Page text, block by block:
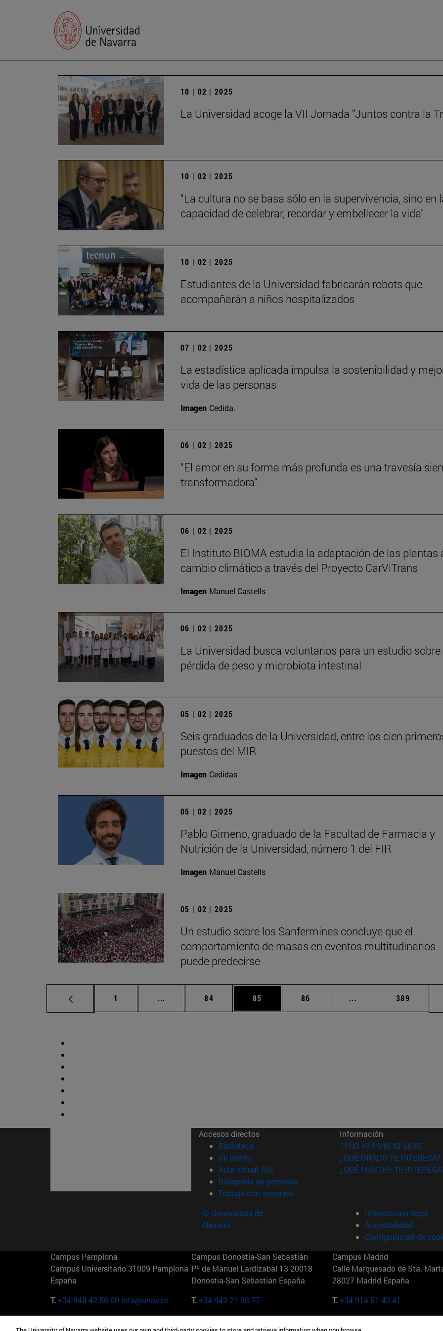
10 | 02 | 2025
La Universidad acoge la VII Jornada "Juntos contra la
10 | 02 | 2025
“La cultura no se basa sólo en la supervivencia, sino en
capacidad de celebrar, recordar y embellecer la vida"
10 | 02 | 2025
Estudiantes de la Universidad fabricarán robots que
acompañarán a niños hospitalizados
07 | 02 | 2025
La estadística aplicada impulsa la sostenibilidad y
vida de las personas
Imagen Cedida.
06 | 02 | 2025
“El amor en su forma más profunda es una travesía
transformadora”
06 | 02 | 2025
El Instituto BIOMA estudia la adaptación de las plantas
cambio climático a través del Proyecto CarViTrans
Imagen Manuel Castells
06 | 02 | 2025
La Universidad busca voluntarios para un estudio sobre
pérdida de peso y microbiota intestinal
05 | 02 | 2025
Seis graduados de la Universidad, entre los cien
puestos del MIR
Imagen Cedidas
05 | 02 | 2025
Pablo Gimeno, graduado de la Facultad de Farmacia y
Nutrición de la Universidad, número 1 del FIR
Imagen Manuel Castells
05 | 02 | 2025
Un estudio sobre los Sanfermines concluye que el
comportamiento de masas en eventos multitudinarios
puede predecirse
Página
1 ... Páginas intermedias Use TAB para desplazarse.
Página
84 Página
85 Página
86 ... Páginas intermedias
Página
389
Accesos directos
Biblioteca (abre en nueva ventana)
Mi correo(abre en nueva ventana)
Aula virtual ADI (abre en nueva ventana)
Búsqueda de personas(abre en nueva ventana)
Trabaja con nosotros(abre en nueva ventana)
Información
TFNO +34 948 42 56 00
¿QUÉ GRADO TE INTERESA?
¿QUÉ MÁSTER TE
© Universidad de
Navarra
Información legal
Accesibilidad
Configuración de
Campus Pamplona
Campus Universitario 31009 Pamplona
España
T.+34 948 42 56 00 info@unav.es
Campus Donostia-San Sebastián
Pº de Manuel Lardizabal 13 20018
Donostia-San Sebastián España
T.+34 943 21 98 77
Campus Madrid
Calle Marquesado de Sta.
28027 Madrid España
T.+34 914 51 43 41